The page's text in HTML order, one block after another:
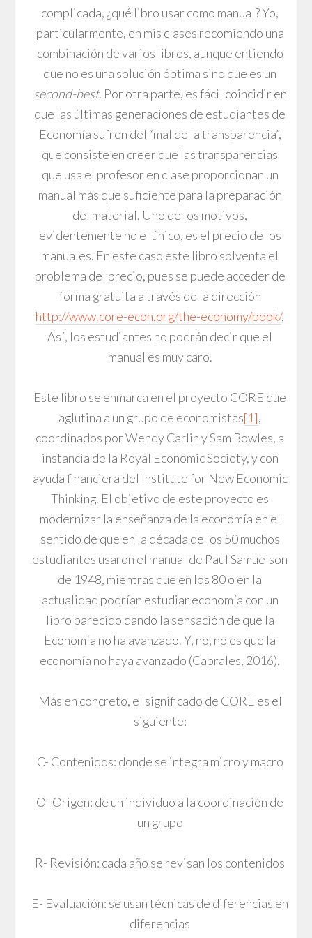
complicada, ¿qué libro usar como manual? Yo,
particularmente, en mis clases recomiendo una
combinación de varios libros, aunque entiendo
que no es una solución óptima sino que es un
second-best. Por otra parte, es fácil coincidir en
que las últimas generaciones de estudiantes de
Economía sufren del “mal de la transparencia”,
que consiste en creer que las transparencias
que usa el profesor en clase proporcionan un
manual más que suficiente para la preparación
del material. Uno de los motivos,
evidentemente no el único, es el precio de los
manuales. En este caso este libro solventa el
problema del precio, pues se puede acceder de
forma gratuita a través de la dirección
http://www.core-econ.org/the-economy/book/.
Así, los estudiantes no podrán decir que el
manual es muy caro.
Este libro se enmarca en el proyecto CORE que
aglutina a un grupo de economistas[1],
coordinados por Wendy Carlin y Sam Bowles, a
instancia de la Royal Economic Society, y con
ayuda financiera del Institute for New Economic
Thinking. El objetivo de este proyecto es
modernizar la enseñanza de la economía en el
sentido de que en la década de los 50 muchos
estudiantes usaron el manual de Paul Samuelson
de 1948, mientras que en los 80 o en la
actualidad podrían estudiar economía con un
libro parecido dando la sensación de que la
Economía no ha avanzado. Y, no, no es que la
economía no haya avanzado (Cabrales, 2016).
Más en concreto, el significado de CORE es el
siguiente:
C- Contenidos: donde se integra micro y macro
O- Origen: de un individuo a la coordinación de
un grupo
R- Revisión: cada año se revisan los contenidos
E- Evaluación: se usan técnicas de diferencias en
diferencias